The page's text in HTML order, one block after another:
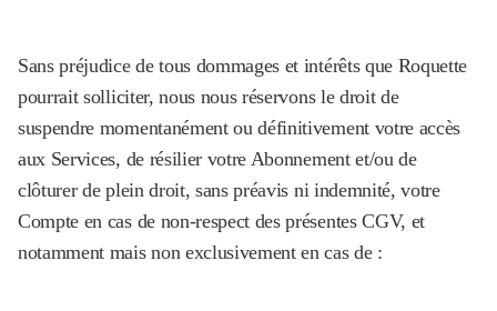
Sans préjudice de tous dommages et intérêts que Roquette
pourrait solliciter, nous nous réservons le droit de
suspendre momentanément ou définitivement votre accès
aux Services, de résilier votre Abonnement et/ou de
clôturer de plein droit, sans préavis ni indemnité, votre
Compte en cas de non-respect des présentes CGV, et
notamment mais non exclusivement en cas de :